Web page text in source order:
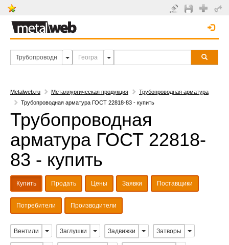
Metalweb.ru Металлургическая продукция
Трубопроводная арматура
Трубопроводная арматура ГОСТ 22818-83 - купить
Трубопроводная
арматура ГОСТ 22818-
83 - купить
Купить Продать Цены Заявки Поставщики
Потребители Производители
Вентили Заглушки Задвижки Затворы